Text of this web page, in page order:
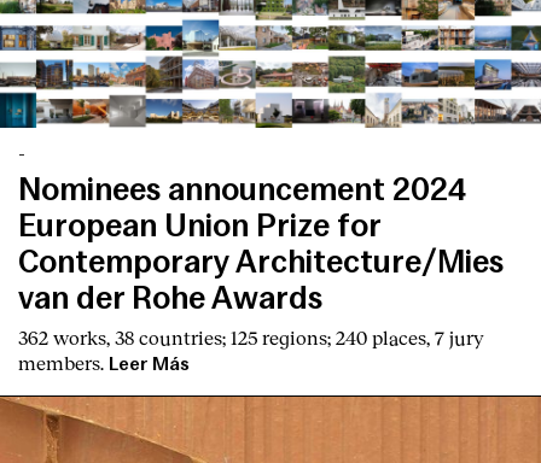
-
Nominees announcement 2024
European Union Prize for
Contemporary Architecture/Mies
van der Rohe Awards
362 works, 38 countries; 125 regions; 240 places, 7 jury
members. Leer Más